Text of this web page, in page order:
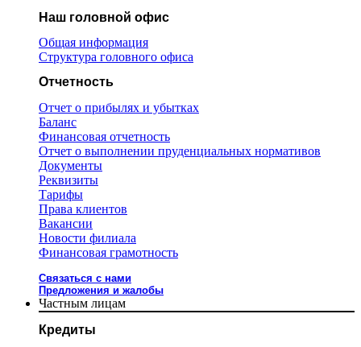
Наш головной офис
Общая информация
Структура головного офиса
Отчетность
Отчет о прибылях и убытках
Баланс
Финансовая отчетность
Отчет о выполнении пруденциальных нормативов
Документы
Реквизиты
Тарифы
Права клиентов
Вакансии
Новости филиала
Финансовая грамотность
Связаться с нами
Предложения и жалобы
Частным лицам
Кредиты